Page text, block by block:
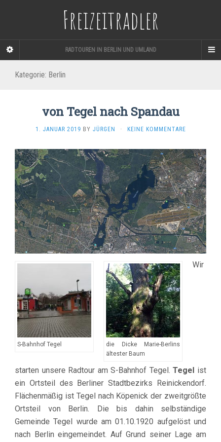
Freizeitradler
RADTOUREN IN BERLIN UND UMLAND
Kategorie: Berlin
von Tegel nach Spandau
1. JANUAR 2019 BY JÜRGEN · KEINE KOMMENTARE
S-Bahnhof Tegel
die Dicke Marie-Berlins
ältester Baum
Wir
starten unsere Radtour am S-Bahnhof Tegel.Tegel
ist
ein Ortsteil des Berliner Stadtbezirks Reinickendorf.
Flächenmäßig ist Tegel nach Köpenick der zweitgrößte
Ortsteil von Berlin. Die bis dahin selbständige
Gemeinde Tegel wurde am 01.10.1920 aufgelöst und
nach Berlin eingemeindet. Auf Grund seiner Lage am